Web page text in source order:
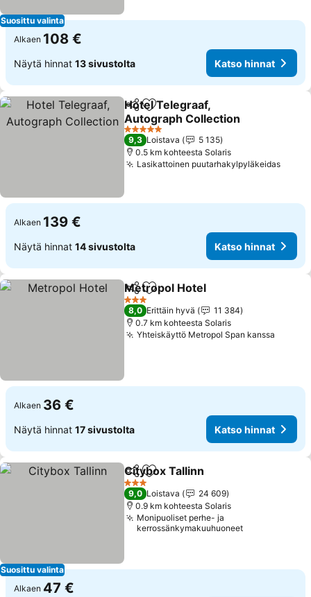
Suosittu valinta
Alkaen 108 €
Näytä hinnat 13 sivustolta Katso hinnat
Jaa Lisää suosikkeihin
Hotel Telegraaf,
Autograph Collection
Katso hinnat
5 Tähtiluokitus
9,3 Loistava
5 135
0.5 km kohteesta Solaris
Lasikattoinen puutarhakylpyläkeidas
Alkaen 139 €
Näytä hinnat 14 sivustolta Katso hinnat
Jaa Lisää suosikkeihin
Metropol Hotel
3 Tähtiluokitus
8,0 Erittäin hyvä
11 384
0.7 km kohteesta Solaris
Yhteiskäyttö Metropol Span kanssa
Alkaen 36 €
Näytä hinnat 17 sivustolta Katso hinnat
Suosittu valinta
Jaa Lisää suosikkeihin
Citybox Tallinn
3 Tähtiluokitus
9,0 Loistava
24 609
0.9 km kohteesta Solaris
Monipuoliset perhe- ja
kerrossänkymakuuhuoneet
Alkaen 47 €